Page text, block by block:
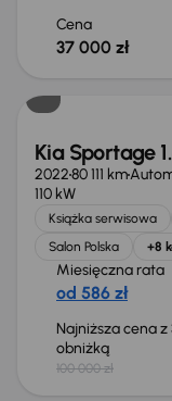
Cena
37 000 zł
Kia Sportage
202280 111 km
110 kW
Książka serwisowa
Salon Polska
+8
Miesięczna rata
od 586 zł
Najniższa cena
obniżką
100 000 zł
Taniej o 1 000 zł